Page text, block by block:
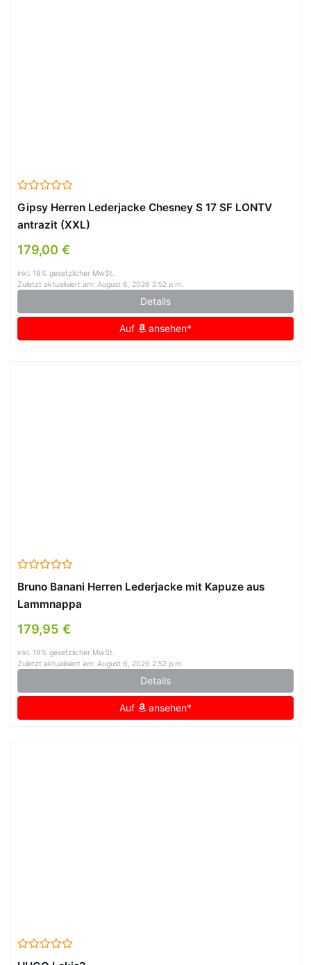
Gipsy Herren Lederjacke Chesney S 17 SF LONTV
antrazit (XXL)
179,00 €
inkl. 19% gesetzlicher MwSt.
Zuletzt aktualisiert am: August 6, 2026 2:52 p.m.
Details
Auf ansehen*
Bruno Banani Herren Lederjacke mit Kapuze aus
Lammnappa
179,95 €
inkl. 19% gesetzlicher MwSt.
Zuletzt aktualisiert am: August 6, 2026 2:52 p.m.
Details
Auf ansehen*